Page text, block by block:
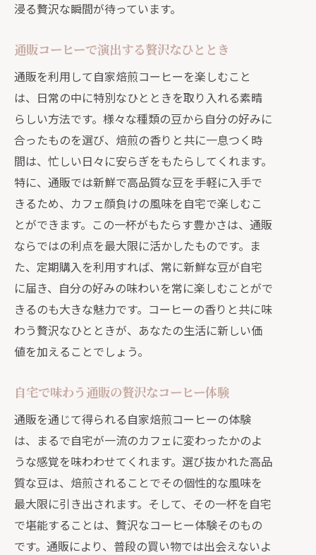
浸る贅沢な瞬間が待っています。
通販コーヒーで演出する贅沢なひととき
通販を利用して自家焙煎コーヒーを楽しむこと
は、日常の中に特別なひとときを取り入れる素晴
らしい方法です。様々な種類の豆から自分の好みに
合ったものを選び、焙煎の香りと共に一息つく時
間は、忙しい日々に安らぎをもたらしてくれます。
特に、通販では新鮮で高品質な豆を手軽に入手で
きるため、カフェ顔負けの風味を自宅で楽しむこ
とができます。この一杯がもたらす豊かさは、通販
ならではの利点を最大限に活かしたものです。ま
た、定期購入を利用すれば、常に新鮮な豆が自宅
に届き、自分の好みの味わいを常に楽しむことがで
きるのも大きな魅力です。コーヒーの香りと共に味
わう贅沢なひとときが、あなたの生活に新しい価
値を加えることでしょう。
自宅で味わう通販の贅沢なコーヒー体験
通販を通じて得られる自家焙煎コーヒーの体験
は、まるで自宅が一流のカフェに変わったかのよ
うな感覚を味わわせてくれます。選び抜かれた高品
質な豆は、焙煎されることでその個性的な風味を
最大限に引き出されます。そして、その一杯を自宅
で堪能することは、贅沢なコーヒー体験そのもの
です。通販により、普段の買い物では出会えないよ